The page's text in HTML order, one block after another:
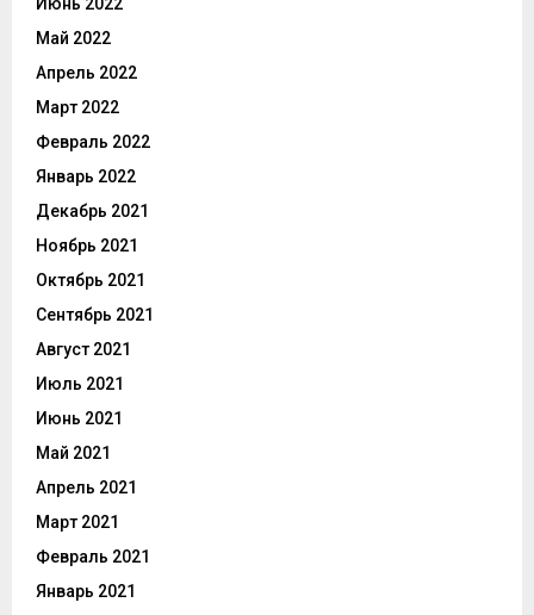
Май 2022
Апрель 2022
Март 2022
Февраль 2022
Январь 2022
Декабрь 2021
Ноябрь 2021
Октябрь 2021
Сентябрь 2021
Август 2021
Июль 2021
Июнь 2021
Май 2021
Апрель 2021
Март 2021
Февраль 2021
Январь 2021